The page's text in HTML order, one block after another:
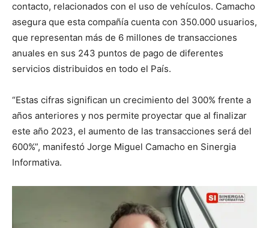
contacto, relacionados con el uso de vehículos. Camacho
asegura que esta compañía cuenta con 350.000 usuarios,
que representan más de 6 millones de transacciones
anuales en sus 243 puntos de pago de diferentes
servicios distribuidos en todo el País.
“Estas cifras significan un crecimiento del 300% frente a
años anteriores y nos permite proyectar que al finalizar
este año 2023, el aumento de las transacciones será del
600%”, manifestó Jorge Miguel Camacho en Sinergia
Informativa.